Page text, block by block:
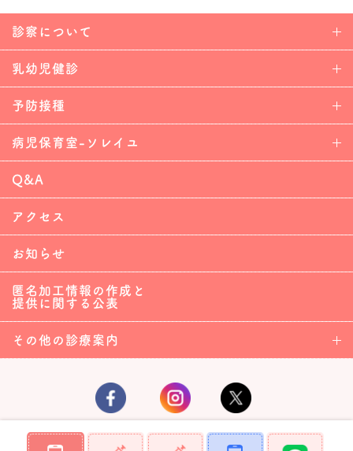
診察について
乳幼児健診
予防接種
病児保育室-ソレイユ
Q&A
アクセス
お知らせ
匿名加工情報の作成と
提供に関する公表
その他の診療案内